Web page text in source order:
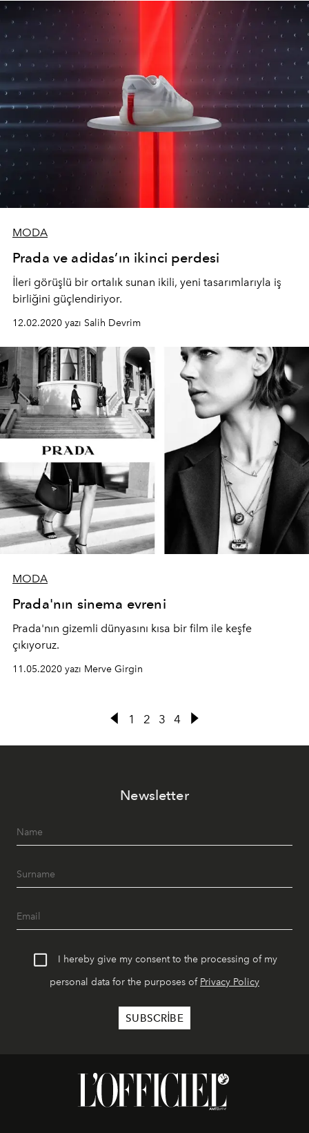
MODA
Prada ve adidas’ın ikinci perdesi
İleri görüşlü bir ortalık sunan ikili, yeni tasarımlarıyla iş
birliğini güçlendiriyor.
12.02.2020 yazı Salih Devrim
MODA
Prada'nın sinema evreni
Prada'nın gizemli dünyasını kısa bir film ile keşfe
çıkıyoruz.
11.05.2020 yazı Merve Girgin
1 2 3 4
Newsletter
I hereby give my consent to the processing of my
personal data for the purposes of Privacy Policy